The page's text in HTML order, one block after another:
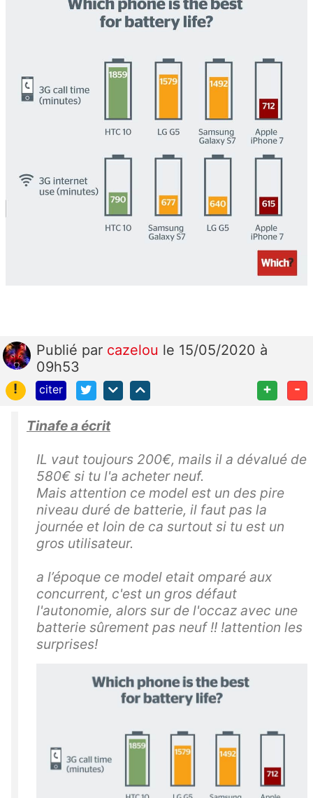
Publié par cazelou le 15/05/2020 à
09h53
!
citer + -
Tinafe a écrit
IL vaut toujours 200€, mails il a dévalué de
580€ si tu l'a acheter neuf.
Mais attention ce model est un des pire
niveau duré de batterie, il faut pas la
journée et loin de ca surtout si tu est un
gros utilisateur.
a l’époque ce model etait omparé aux
concurrent, c'est un gros défaut
l'autonomie, alors sur de l'occaz avec une
batterie sûrement pas neuf !! !attention les
surprises!